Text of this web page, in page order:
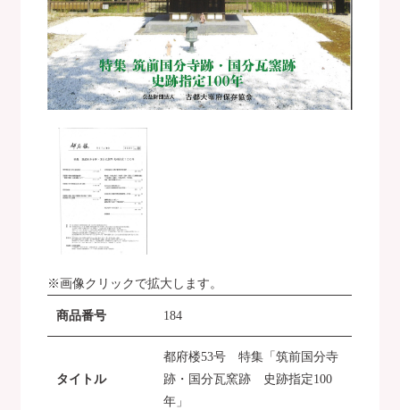
※画像クリックで拡大します。
商品番号 184
タイトル
都府楼53号 特集「筑前国分寺
跡・国分瓦窯跡 史跡指定100
年」